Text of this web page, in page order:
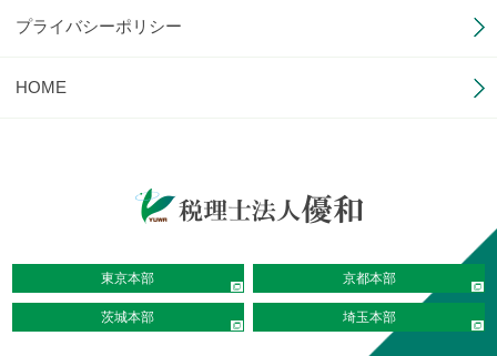
プライバシーポリシー
HOME
東京本部 京都本部
茨城本部 埼玉本部